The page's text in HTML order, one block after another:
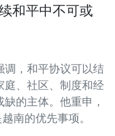
和平中不可或
调，和平协议可以结
庭、社区、制度和经
的主体。他重申，
南的优先事项。